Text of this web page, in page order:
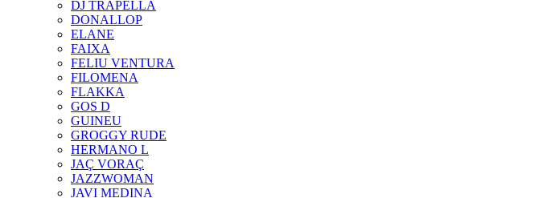
DJ TRAPELLA
DONALLOP
ELANE
FAIXA
FELIU VENTURA
FILOMENA
FLAKKA
GOS D
GUINEU
GROGGY RUDE
HERMANO L
JAÇ VORAÇ
JAZZWOMAN
JAVI MEDINA